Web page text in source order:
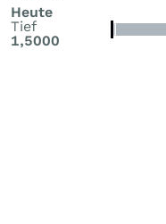
Heute
Tief
1,5000